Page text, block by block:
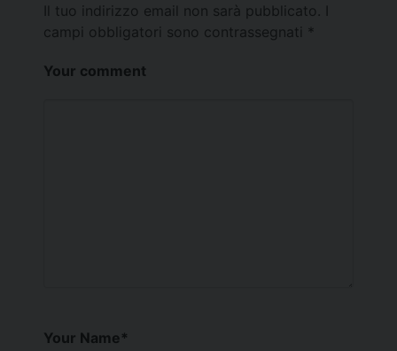
Il tuo indirizzo email non sarà pubblicato.
campi obbligatori sono contrassegnati *
Your comment
Your Name*